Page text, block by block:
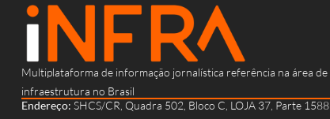
Multiplataforma de informação jornalística referência na área de
infraestrutura no Brasil
Endereço: SHCS/CR, Quadra 502, Bloco C, LOJA 37, Parte 1588